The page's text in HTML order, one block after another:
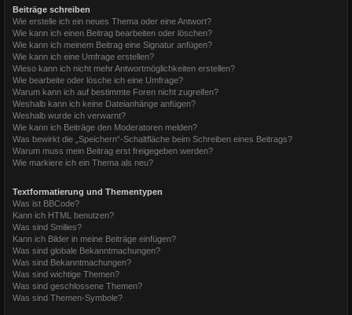
Beiträge schreiben
Wie erstelle ich ein neues Thema oder eine Antwort?
Wie kann ich einen Beitrag bearbeiten oder löschen?
Wie kann ich meinem Beitrag eine Signatur anfügen?
Wie kann ich eine Umfrage erstellen?
Wieso kann ich nicht mehr Antwortmöglichkeiten erstellen?
Wie bearbeite oder lösche ich eine Umfrage?
Warum kann ich auf bestimmte Foren nicht zugreifen?
Weshalb kann ich keine Dateianhänge anfügen?
Weshalb wurde ich verwarnt?
Wie kann ich Beiträge den Moderatoren melden?
Was bewirkt die „Speichern“-Schaltfläche beim Schreiben eines Beitrags?
Warum muss mein Beitrag erst freigegeben werden?
Wie markiere ich ein Thema als neu?
Textformatierung und Thementypen
Was ist BBCode?
Kann ich HTML benutzen?
Was sind Smilies?
Kann ich Bilder in meine Beiträge einfügen?
Was sind globale Bekanntmachungen?
Was sind Bekanntmachungen?
Was sind wichtige Themen?
Was sind geschlossene Themen?
Was sind Themen-Symbole?